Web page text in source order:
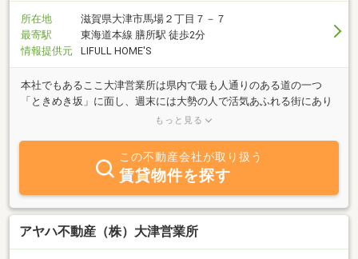
所在地
滋賀県大津市馬場２丁目７－７
最寄駅
東海道本線 膳所駅 徒歩2分
情報提供元
LIFULL HOME'S
本社でもあるここ大津営業所は県内で最も人通りのある道の一つ
「ときめき坂」に面し、週末には大勢の人で活気あふれる街にあり
ます。自由な雰囲気の中、気軽に立ち寄れる営業所となっていま
もっと見る
この不動産会社が取り扱う
賃貸物件を探す
アヤハ不動産（株）大津営業所